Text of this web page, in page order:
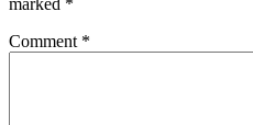
marked *
Comment *